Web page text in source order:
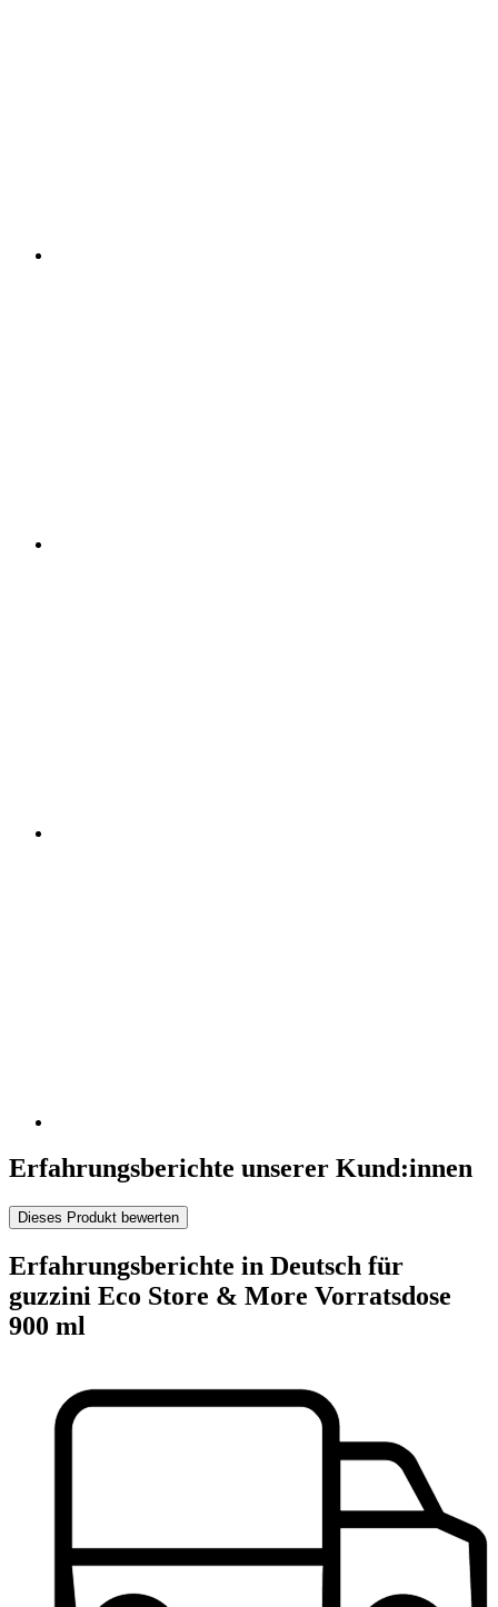
Erfahrungsberichte unserer Kund:innen
Dieses Produkt bewerten
Erfahrungsberichte in Deutsch für
guzzini Eco Store & More Vorratsdose
900 ml